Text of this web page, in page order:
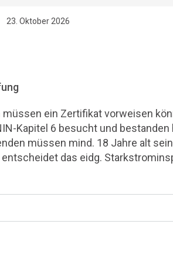
23. Oktober 2026
müssen ein Zertifikat vorweisen
Kapitel 6 besucht und
müssen mind. 18 Jahre alt
das eidg.